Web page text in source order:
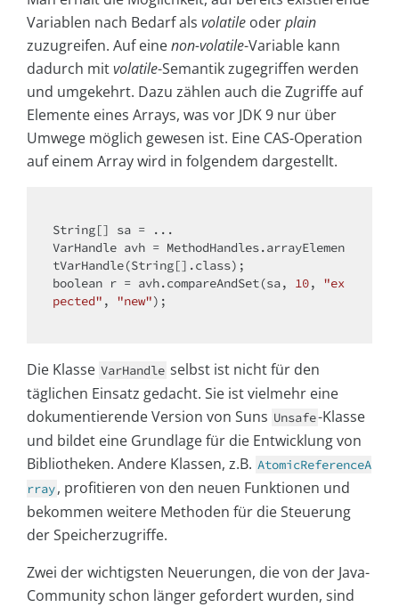
Variablen nach Bedarf als volatile oderplain
zuzugreifen. Auf einenon-volatile-Variable kann
dadurch mitvolatile-Semantik zugegriffen werden
und umgekehrt. Dazu zählen auch die Zugriffe auf
Elemente eines Arrays, was vor JDK 9 nur über
Umwege möglich gewesen ist. Eine CAS-Operation
auf einem Array wird in folgendem dargestellt.
String[] sa = ...
VarHandle avh = MethodHandles.arrayElemen
boolean r = avh.compareAndSet(sa, 10, "ex
pected" , "new");
Die Klasse VarHandle selbst ist nicht für den
täglichen Einsatz gedacht. Sie ist vielmehr eine
dokumentierende Version von Suns Unsafe-Klasse
und bildet eine Grundlage für die Entwicklung von
Bibliotheken. Andere Klassen, z.B. AtomicReferenceA
rray, profitieren von den neuen Funktionen und
bekommen weitere Methoden für die Steuerung
der Speicherzugriffe.
Zwei der wichtigsten Neuerungen, die von der Java-
Community schon länger gefordert wurden, sind